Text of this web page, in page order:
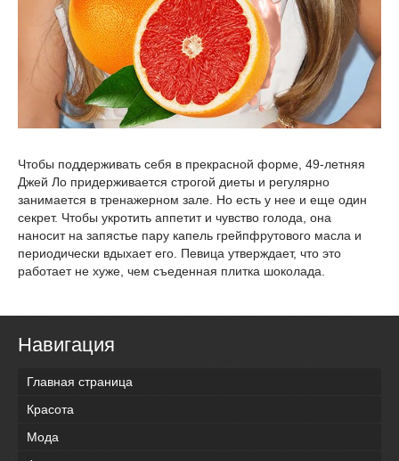
Чтобы поддерживать себя в прекрасной форме, 49-летняя
Джей Ло придерживается строгой диеты и регулярно
занимается в тренажерном зале. Но есть у нее и еще один
секрет. Чтобы укротить аппетит и чувство голода, она
наносит на запястье пару капель грейпфрутового масла и
периодически вдыхает его. Певица утверждает, что это
работает не хуже, чем съеденная плитка шоколада.
Навигация
Главная страница
Красота
Мода